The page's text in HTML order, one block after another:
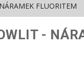
FLUORITEM
-